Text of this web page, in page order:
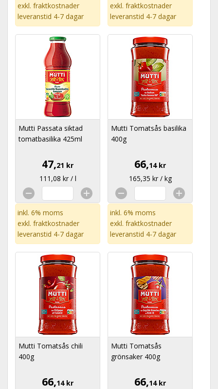
exkl. fraktkostnader
leveranstid 4-7 dagar
exkl. fraktkostnader
leveranstid 4-7 dagar
Mutti Passata siktad
tomatbasilika 425ml
47,21 kr
111,08 kr / l
inkl. 6% moms
exkl. fraktkostnader
leveranstid 4-7 dagar
Mutti Tomatsås basilika
400g
66,14 kr
165,35 kr / kg
inkl. 6% moms
exkl. fraktkostnader
leveranstid 4-7 dagar
Mutti Tomatsås chili
400g
66,14 kr
Mutti Tomatsås
grönsaker 400g
66,14 kr